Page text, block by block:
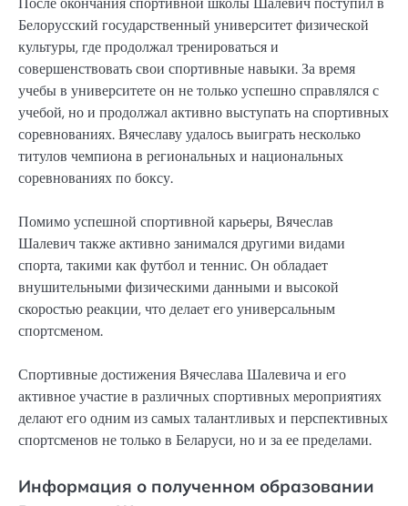
Белорусский государственный университет физической
культуры, где продолжал тренироваться и
совершенствовать свои спортивные навыки. За время
учебы в университете он не только успешно справлялся с
учебой, но и продолжал активно выступать на спортивных
соревнованиях. Вячеславу удалось выиграть несколько
титулов чемпиона в региональных и национальных
соревнованиях по боксу.
Помимо успешной спортивной карьеры, Вячеслав
Шалевич также активно занимался другими видами
спорта, такими как футбол и теннис. Он обладает
внушительными физическими данными и высокой
скоростью реакции, что делает его универсальным
спортсменом.
Спортивные достижения Вячеслава Шалевича и его
активное участие в различных спортивных мероприятиях
делают его одним из самых талантливых и перспективных
спортсменов не только в Беларуси, но и за ее пределами.
Информация о полученном образовании